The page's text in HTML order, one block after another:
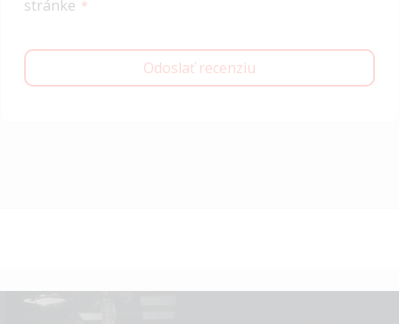
stránke
Odoslať recenziu